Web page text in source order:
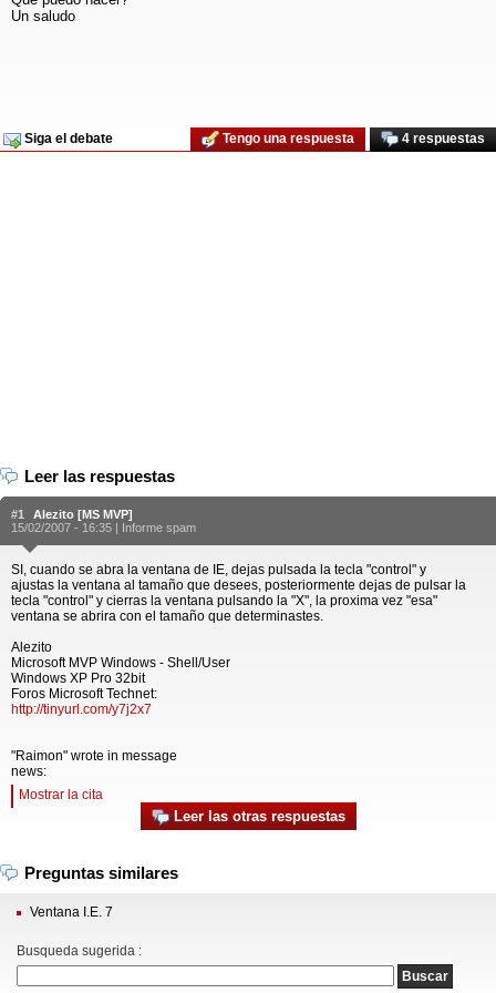
Un saludo
Siga el debate 4 respuestas
Tengo una respuesta
Leer las respuestas
#1
Alezito [MS MVP]
15/02/2007 - 16:35 | Informe spam
SI, cuando se abra la ventana de IE, dejas pulsada la tecla "control" y
ajustas la ventana al tamaño que desees, posteriormente dejas de pulsar la
tecla "control" y cierras la ventana pulsando la "X", la proxima vez "esa"
ventana se abrira con el tamaño que determinastes.
Alezito
Microsoft MVP Windows - Shell/User
Windows XP Pro 32bit
Foros Microsoft Technet:
http://tinyurl.com/y7j2x7
"Raimon" wrote in message
news:
Mostrar la cita
Leer las otras respuestas
Preguntas similares
Ventana I.E. 7
Busqueda sugerida :